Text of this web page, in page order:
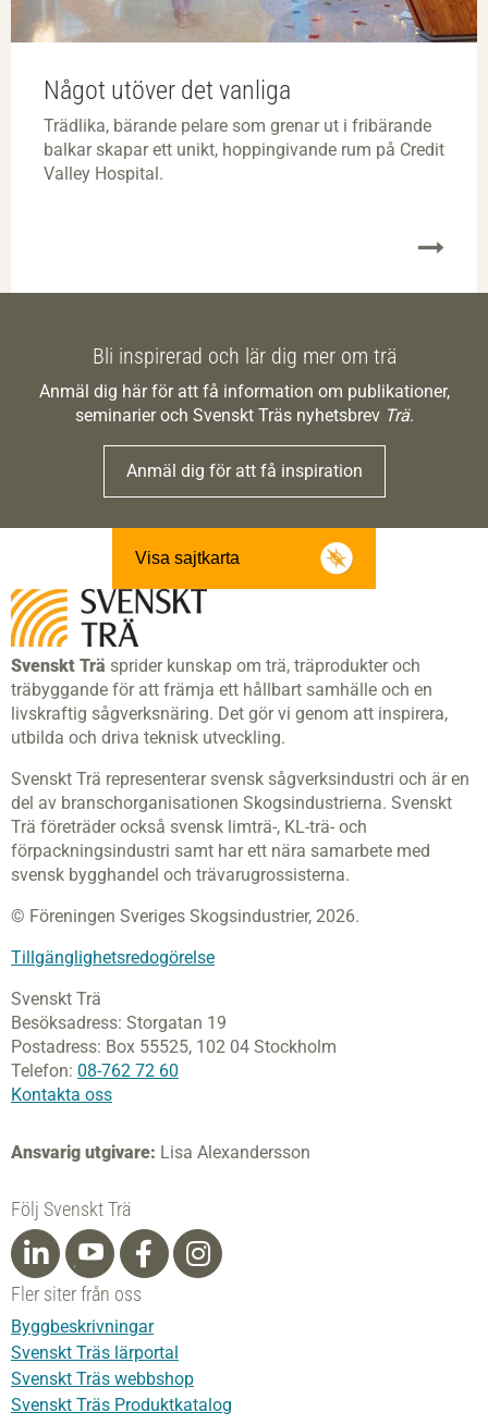
Något utöver det vanliga
Trädlika, bärande pelare som grenar ut i fribärande
balkar skapar ett unikt, hoppingivande rum på Credit
Valley Hospital.
Bli inspirerad och lär dig mer om trä
Anmäl dig här för att få information om publikationer,
seminarier och Svenskt Träs nyhetsbrev Trä.
Anmäl dig för att få inspiration
Visa sajtkarta
Svenskt Trä sprider kunskap om trä, träprodukter och
träbyggande för att främja ett hållbart samhälle och en
livskraftig sågverksnäring. Det gör vi genom att inspirera,
utbilda och driva teknisk utveckling.
Svenskt Trä representerar svensk sågverksindustri och är en
del av branschorganisationen Skogsindustrierna. Svenskt
Trä företräder också svensk limträ-, KL-trä- och
förpackningsindustri samt har ett nära samarbete med
svensk bygghandel och trävarugrossisterna.
© Föreningen Sveriges Skogsindustrier, 2026.
Tillgänglighetsredogörelse
Svenskt Trä
Besöksadress: Storgatan 19
Postadress: Box 55525, 102 04 Stockholm
Telefon: 08-762 72 60
Kontakta oss
Ansvarig utgivare: Lisa Alexandersson
Följ Svenskt Trä
Fler siter från oss
Byggbeskrivningar
Svenskt Träs lärportal
Svenskt Träs webbshop
Svenskt Träs Produktkatalog